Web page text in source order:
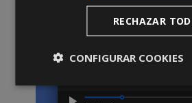
RECHAZAR
CONFIGURAR COOKIES